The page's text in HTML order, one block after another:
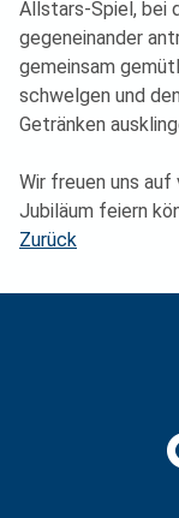
Allstars-Spiel, bei
gegeneinander
gemeinsam
schwelgen und
Getränken
Wir freuen uns auf
Jubiläum feiern
Zurück